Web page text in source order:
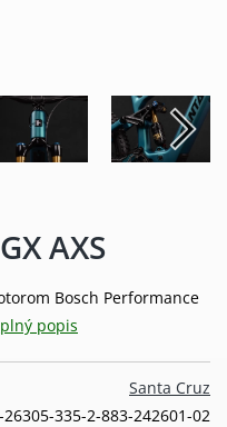
AXS
Bosch Performance
popis
Santa Cruz
26305-335-2-883-242601-02